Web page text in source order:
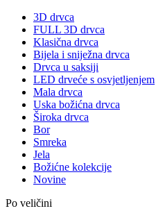
3D drvca
FULL 3D drvca
Klasična drvca
Bijela i sniježna drvca
Drvca u saksiji
LED drveće s osvjetljenjem
Mala drvca
Uska božićna drvca
Široka drvca
Bor
Smreka
Jela
Božićne kolekcije
Novine
Po veličini